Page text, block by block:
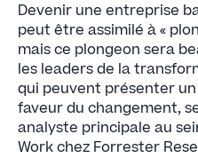
Devenir une entreprise
peut être assimilé à «
mais ce plongeon sera
les leaders de la
qui peuvent présenter
faveur du changement,
analyste principale au
Work chez Forrester